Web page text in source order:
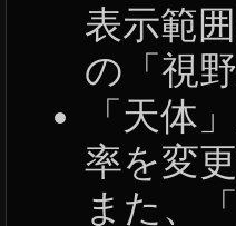
表示範
の「視
「天体
率を変
また、